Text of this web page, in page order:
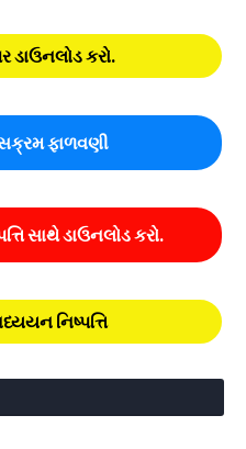
ડાઉનલોડ કરો.
ફાળવણી
સાથે ડાઉનલોડ કરો.
નિષ્પત્તિ